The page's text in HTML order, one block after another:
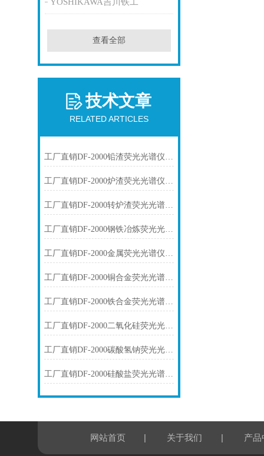
查看全部
技术文章
RELATED ARTICLES
工厂直销DF-2000铅渣荧光光谱仪技术参数
工厂直销DF-2000炉渣荧光光谱仪技术参数
工厂直销DF-2000转炉渣荧光光谱仪技术参数
工厂直销DF-2000钢铁冶炼荧光光谱仪技术参数
工厂直销DF-2000金属荧光光谱仪技术参数
工厂直销DF-2000铜合金荧光光谱仪技术参数
工厂直销DF-2000铁合金荧光光谱仪技术参数
工厂直销DF-2000二氧化硅荧光光谱仪技术参数
工厂直销DF-2000碳酸氢钠荧光光谱仪技术参数
工厂直销DF-2000硅酸盐荧光光谱仪技术参数
网站首页 | 关于我们 | 产品